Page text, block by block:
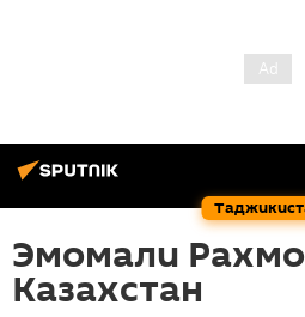
Эмомали
Казахстан